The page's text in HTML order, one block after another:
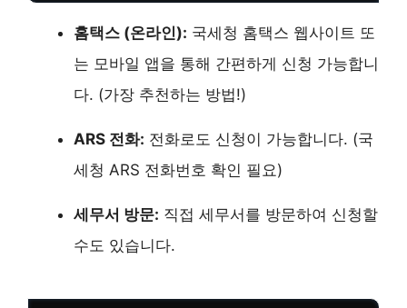
홈택스 (온라인): 국세청 홈택스 웹사이트 또
는 모바일 앱을 통해 간편하게 신청 가능합니
다. (가장 추천하는 방법!)
ARS 전화: 전화로도 신청이 가능합니다. (국
세청 ARS 전화번호 확인 필요)
세무서 방문: 직접 세무서를 방문하여 신청할
수도 있습니다.